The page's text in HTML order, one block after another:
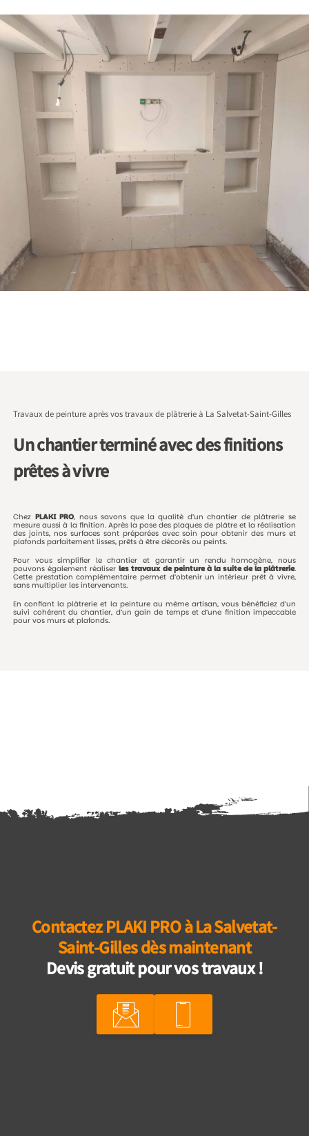
Travaux de peinture après vos travaux de plâtrerie à La Salvetat-Saint-Gilles
Un chantier terminé avec des finitions
prêtes à vivre
Chez PLAKIPRO, noussavons que laqualité d’unchantier deplâtrerie se
mesureaussià la finition. Après laposedesplaquesde plâtre et la réalisation
desjoints, nos surfaces sont préparées avecsoinpourobtenirdes murs et
plafondsparfaitementlisses,prêtsàêtredécorésoupeints.
Pour voussimplifier lechantier et garantirun renduhomogène, nous
pouvonségalementréaliserlestravaux depeintureà la suitedela plâtrerie.
Cette prestationcomplémentairepermet d’obtenirun intérieur prêtà vivre,
sansmultiplierlesintervenants.
Enconfiantlaplâtrerieet la peinture au même artisan, vous bénéficiez d’un
suivi cohérent duchantier, d’un gainde temps etd’une finition impeccable
pourvosmursetplafonds.
Contactez PLAKI PRO à La Salvetat-
Saint-Gilles dès maintenant
Devis gratuit pour vos travaux !